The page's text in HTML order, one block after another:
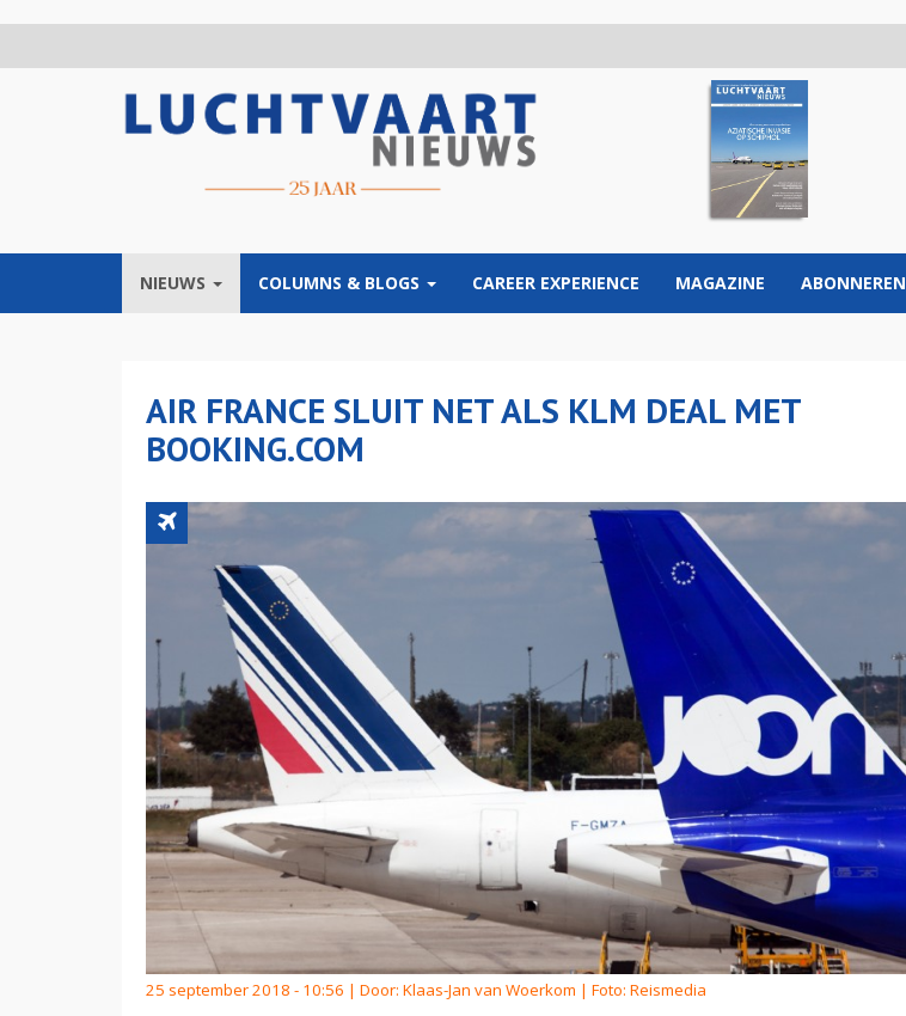
NIEUWS COLUMNS & BLOGS CAREER EXPERIENCE MAGAZINE ABONNEREN
AIR FRANCE SLUIT NET ALS KLM DEAL MET
BOOKING.COM
25 september 2018 - 10:56 | Door: Klaas-Jan van Woerkom | Foto: Reismedia